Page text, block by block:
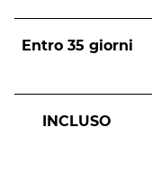
Entro 35 giorni
INCLUSO